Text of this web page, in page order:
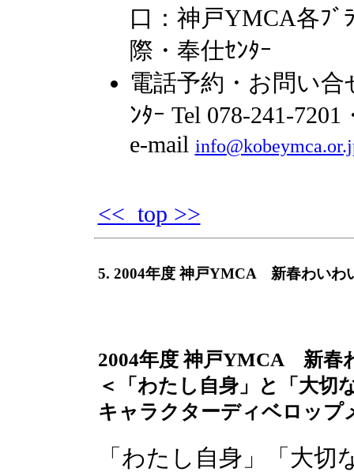
口：神戸YMCA各ﾌﾞ
際・奉仕ｾﾝﾀｰ
電話予約・お問い
ﾝﾀｰ Tel 078-241-
e-mail
<< top >>
5. 2004年度 神戸YMCA 新春わいわ
2004年度 神戸YMCA 新
＜「わたし自身」と「大切
キャラクターディベロップ
「わたし自身」「大